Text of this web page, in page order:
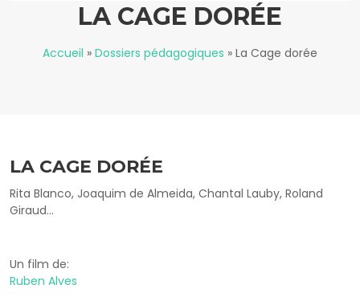
LA CAGE DORÉE
Accueil » Dossiers pédagogiques » La Cage dorée
LA CAGE DORÉE
Rita Blanco, Joaquim de Almeida, Chantal Lauby, Roland
Giraud...
Un film de:
Ruben Alves